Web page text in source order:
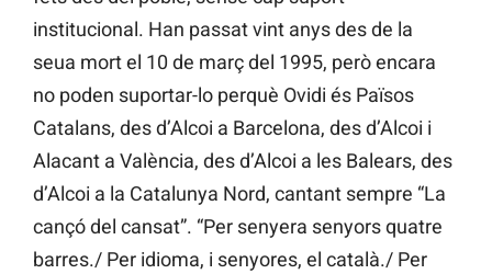
institucional. Han passat vint anys des de la
seua mort el 10 de març del 1995, però encara
no poden suportar-lo perquè Ovidi és Països
Catalans, des d’Alcoi a Barcelona, des d’Alcoi i
Alacant a València, des d’Alcoi a les Balears, des
d’Alcoi a la Catalunya Nord, cantant sempre “La
cançó del cansat”. “Per senyera senyors quatre
barres./ Per idioma, i senyores, el català./ Per